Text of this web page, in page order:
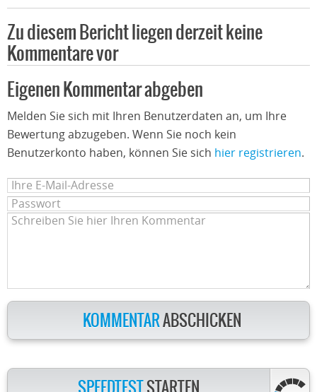
Zu diesem Bericht liegen derzeit keine
Kommentare vor
Eigenen Kommentar abgeben
Melden Sie sich mit Ihren Benutzerdaten an, um Ihre
Bewertung abzugeben. Wenn Sie noch kein
Benutzerkonto haben, können Sie sich hier registrieren.
KOMMENTARABSCHICKEN